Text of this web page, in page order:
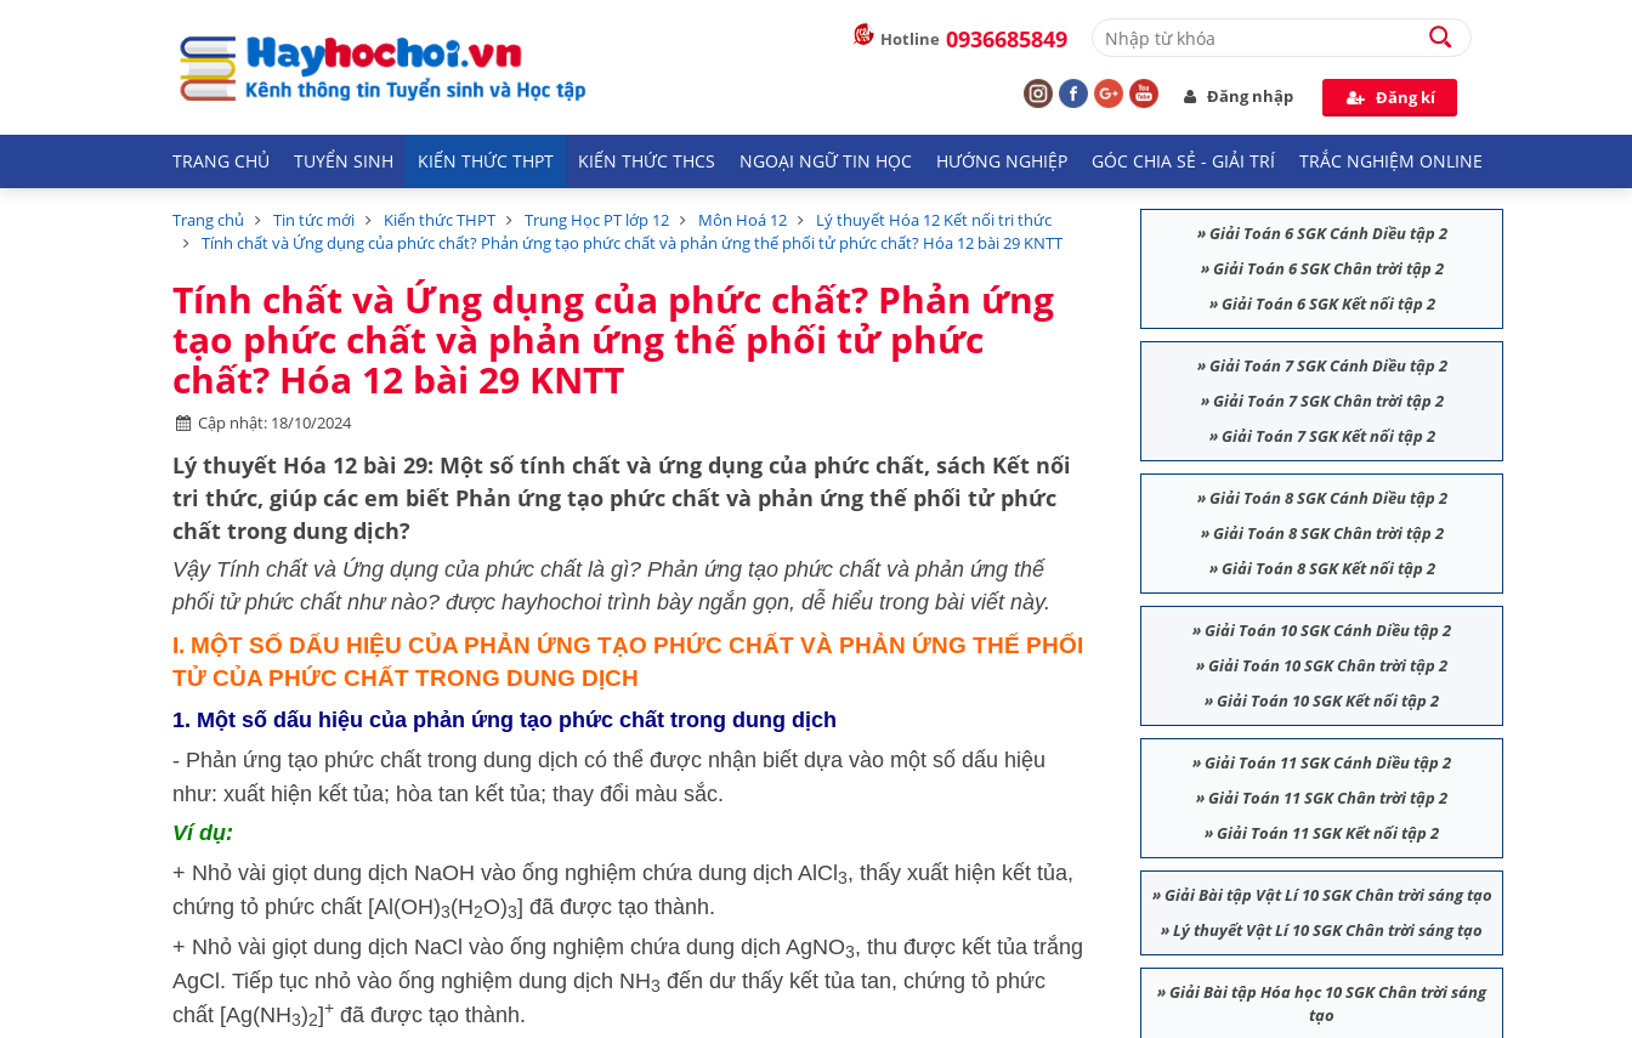
Hotline 0936685849
Đăng nhập Đăng kí
TRANG CHỦ TUYỂN SINH KIẾN THỨC THPT KIẾN THỨC THCS NGOẠI NGỮ TIN HỌC HƯỚNG NGHIỆP GÓC CHIA SẺ - GIẢI TRÍ TRẮC NGHIỆM ONLINE
Trang chủ Tin tức mới Kiến thức THPT Trung Học PT lớp 12 Môn Hoá 12
Lý thuyết Hóa 12 Kết nối tri thức
Tính chất và Ứng dụng của phức chất? Phản ứng tạo phức chất và phản ứng thế phối tử phức chất? Hóa 12 bài 29 KNTT
Tính chất và Ứng dụng của phức chất? Phản ứng
tạo phức chất và phản ứng thế phối tử phức
chất? Hóa 12 bài 29 KNTT
Cập nhật: 18/10/2024
Lý thuyết Hóa 12 bài 29: Một số tính chất và ứng dụng của phức chất, sách Kết nối
tri thức, giúp các em biết Phản ứng tạo phức chất và phản ứng thế phối tử phức
chất trong dung dịch?
Vậy Tính chất và Ứng dụng của phức chất là gì? Phản ứng tạo phức chất và phản ứng thế
phối tử phức chất như nào? được hayhochoi trình bày ngắn gọn, dễ hiểu trong bài viết này.
I. MỘT SỐ DẤU HIỆU CỦA PHẢN ỨNG TẠO PHỨC CHẤT VÀ PHẢN ỨNG THẾ PHỐI
TỬ CỦA PHỨC CHẤT TRONG DUNG DỊCH
1. Một số dấu hiệu của phản ứng tạo phức chất trong dung dịch
- Phản ứng tạo phức chất trong dung dịch có thể được nhận biết dựa vào một số dấu hiệu
như: xuất hiện kết tủa; hòa tan kết tủa; thay đổi màu sắc.
Ví dụ:
+ Nhỏ vài giọt dung dịch NaOH vào ống nghiệm chứa dung dịch AlCl 3, thấy xuất hiện kết tủa,
chứng tỏ phức chất [Al(OH)3(H2O)3] đã được tạo thành.
+ Nhỏ vài giọt dung dịch NaCl vào ống nghiệm chứa dung dịch AgNO3, thu được kết tủa trắng
AgCl. Tiếp tục nhỏ vào ống nghiệm dung dịch NH3 đến dư thấy kết tủa tan, chứng tỏ phức
chất [Ag(NH3)2]+ đã được tạo thành.
»Giải Toán 6 SGK Cánh Diều tập 2
»Giải Toán 6 SGK Chân trời tập 2
»Giải Toán 6 SGK Kết nối tập 2
»Giải Toán 7 SGK Cánh Diều tập 2
»Giải Toán 7 SGK Chân trời tập 2
»Giải Toán 7 SGK Kết nối tập 2
»Giải Toán 8 SGK Cánh Diều tập 2
»Giải Toán 8 SGK Chân trời tập 2
»Giải Toán 8 SGK Kết nối tập 2
»Giải Toán 10 SGK Cánh Diều tập 2
»Giải Toán 10 SGK Chân trời tập 2
»Giải Toán 10 SGK Kết nối tập 2
»Giải Toán 11 SGK Cánh Diều tập 2
»Giải Toán 11 SGK Chân trời tập 2
»Giải Toán 11 SGK Kết nối tập 2
»Giải Bài tập Vật Lí 10 SGK Chân trời sáng tạo
»Lý thuyết Vật Lí 10 SGK Chân trời sáng tạo
»Giải Bài tập Hóa học 10 SGK Chân trời sáng
tạo